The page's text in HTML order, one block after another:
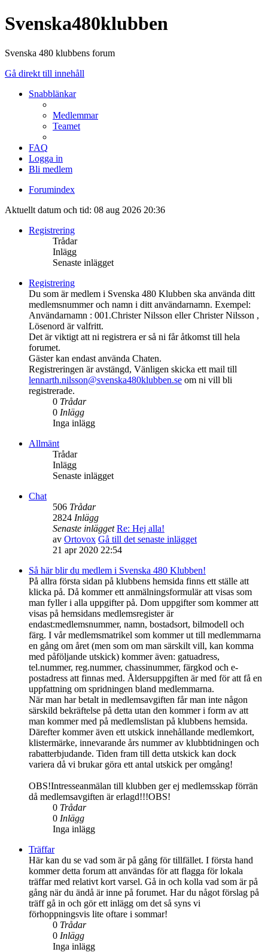
Svenska480klubben
Svenska 480 klubbens forum
Gå direkt till innehåll
Snabblänkar
Medlemmar
Teamet
FAQ
Logga in
Bli medlem
Forumindex
Aktuellt datum och tid: 08 aug 2026 20:36
Registrering
Trådar
Inlägg
Senaste inlägget
Registrering
Du som är medlem i Svenska 480 Klubben ska använda ditt
medlemsnummer och namn i ditt användarnamn. Exempel:
Användarnamn : 001.Christer Nilsson eller Christer Nilsson ,
Lösenord är valfritt.
Det är viktigt att ni registrera er så ni får åtkomst till hela
forumet.
Gäster kan endast använda Chaten.
Registreringen är avstängd, Vänligen skicka ett mail till
lennarth.nilsson@svenska480klubben.se om ni vill bli
registrerade.
0 Trådar
0 Inlägg
Inga inlägg
Allmänt
Trådar
Inlägg
Senaste inlägget
Chat
506 Trådar
2824 Inlägg
Senaste inlägget Re: Hej alla!
av Ortovox Gå till det senaste inlägget
21 apr 2020 22:54
Så här blir du medlem i Svenska 480 Klubben!
På allra första sidan på klubbens hemsida finns ett ställe att
klicka på. Då kommer ett anmälningsformulär att visas som
man fyller i alla uppgifter på. Dom uppgifter som kommer att
visas på hemsidans medlemsregister är
endast:medlemsnummer, namn, bostadsort, bilmodell och
färg. I vår medlemsmatrikel som kommer ut till medlemmarna
en gång om året (men som om man särskilt vill, kan komma
med påföljande utskick) kommer även: gatuadress,
tel.nummer, reg.nummer, chassinummer, färgkod och e-
postadress att finnas med. Åldersuppgiften är med för att få en
uppfattning om spridningen bland medlemmarna.
När man har betalt in medlemsavgiften får man inte någon
särskild bekräftelse på detta utan den kommer i form av att
man kommer med på medlemslistan på klubbens hemsida.
Därefter kommer även ett utskick innehållande medlemkort,
klistermärke, innevarande års nummer av klubbtidningen och
rabatterbjudande. Tiden fram till detta utskick kan dock
variera då vi brukar göra ett antal utskick per omgång!
OBS!Intresseanmälan till klubben ger ej medlemsskap förrän
då medlemsavgiften är erlagd!!!OBS!
0 Trådar
0 Inlägg
Inga inlägg
Träffar
Här kan du se vad som är på gång för tillfället. I första hand
kommer detta forum att användas för att flagga för lokala
träffar med relativt kort varsel. Gå in och kolla vad som är på
gång när du ändå är inne på forumet. Har du något förslag på
träff gå in och gör ett inlägg om det så syns vi
förhoppningsvis lite oftare i sommar!
0 Trådar
0 Inlägg
Inga inlägg